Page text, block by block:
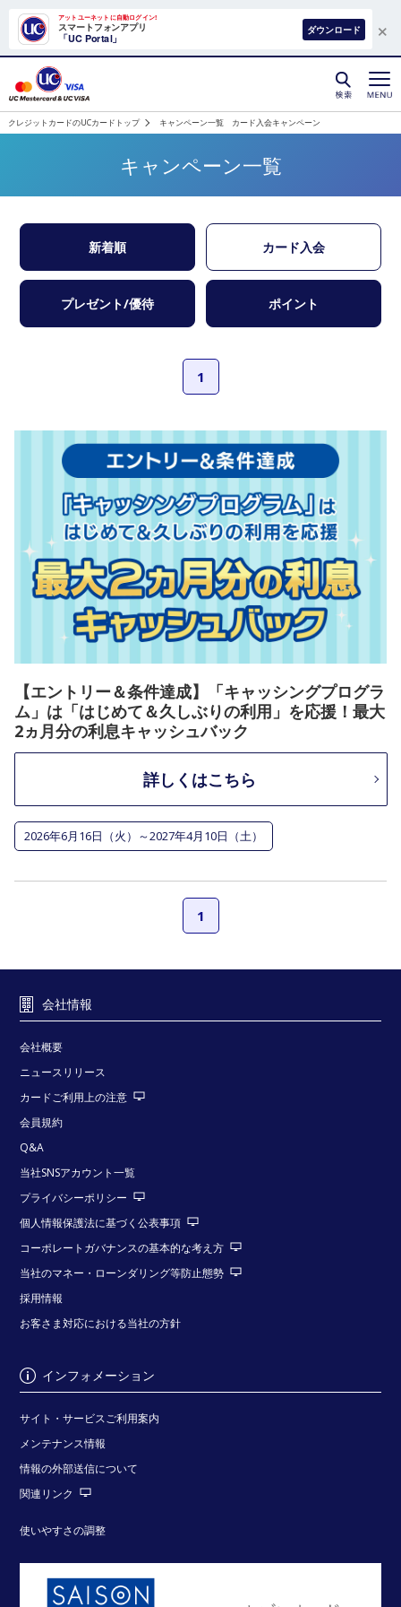
クレジットカードのUCカードトップ キャンペーン一覧 カード入会キャンペーン
キャンペーン一覧
新着順 カード入会
プレゼント/優待 ポイント
1
詳しくはこちら
【エントリー＆条件達成】「キャッシングプログラ
ム」は「はじめて＆久しぶりの利用」を応援！最大
2ヵ月分の利息キャッシュバック
2026年6月16日（火）～2027年4月10日（土）
1
会社情報
会社概要
ニュースリリース
カードご利用上の注意
会員規約
Q&A
当社SNSアカウント一覧
プライバシーポリシー
個人情報保護法に基づく公表事項
コーポレートガバナンスの基本的な考え方
当社のマネー・ローンダリング等防止態勢
採用情報
お客さま対応における当社の方針
インフォメーション
サイト・サービスご利用案内
メンテナンス情報
情報の外部送信について
関連リンク
使いやすさの調整
×
アットユーネットに自動ログイン!
スマートフォンアプリ
「UC Portal」
ダウンロード